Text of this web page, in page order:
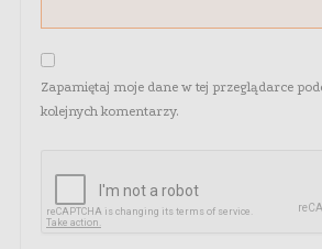
Zapamiętaj moje dane w tej przeglądarce
kolejnych komentarzy.